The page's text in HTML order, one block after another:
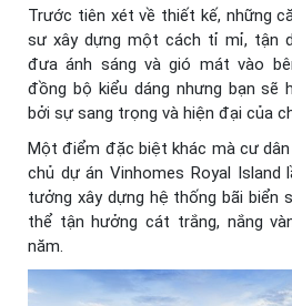
Trước tiên xét về thiết kế, những
sư xây dựng một cách tỉ mỉ, tận
đưa ánh sáng và gió mát vào
đồng bộ kiểu dáng nhưng bạn sẽ
bởi sự sang trọng và hiện đại của
Một điểm đặc biệt khác mà cư
chủ dự án Vinhomes Royal
tưởng xây dựng hệ thống bãi biển
thể tận hưởng cát trắng, nắng
năm.